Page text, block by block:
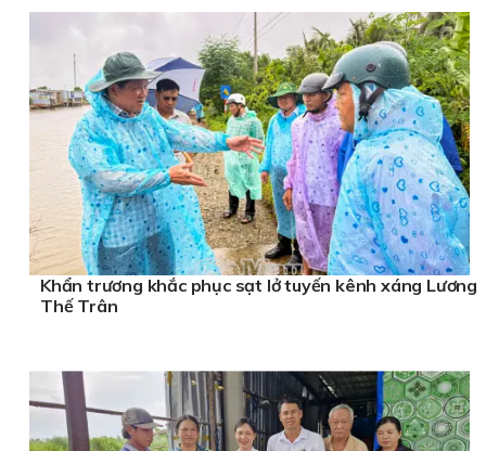
Khẩn trương khắc phục sạt lở tuyến kênh xáng Lương
Thế Trân